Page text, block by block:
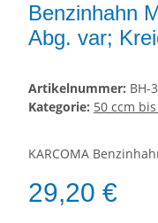
Benzinhahn
Abg. var;
Artikelnummer: BH-
Kategorie: 50 ccm
KARCOMA
29,20 €